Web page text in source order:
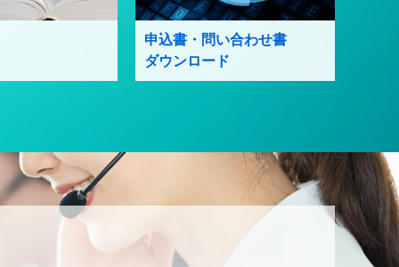
申込書・問い合わせ書
ダウンロード